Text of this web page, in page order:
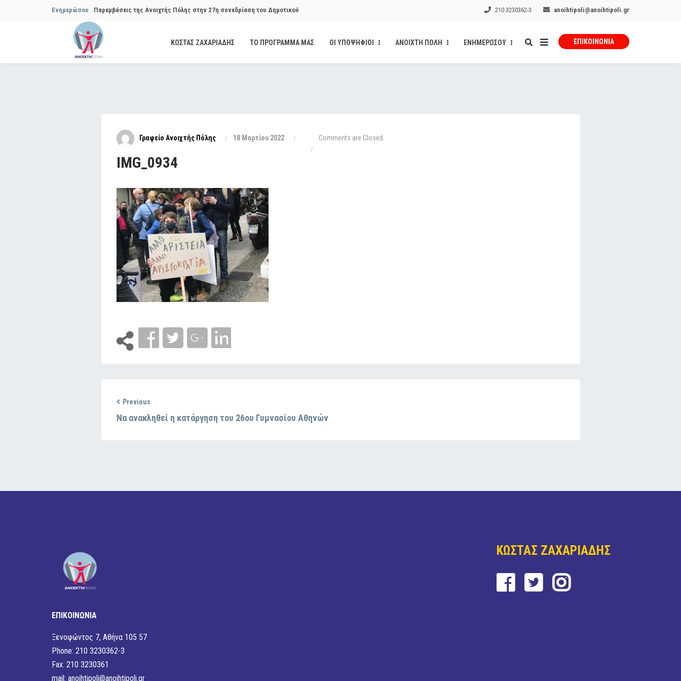
Ενημερώσου Παρεμβάσεις της Ανοιχτής Πόλης στην 27η συνεδρίαση του Δημοτικού
Συμβουλίου του Δήμου…
Παρεμβάσεις της Ανοιχτής Πόλης στην 29η συνεδρίαση του Δημοτικού
Θεσμική θωράκιση των εγκύων αιρετών μετά από την παρέμβαση της Ανοιχτής
ασφάλειας στην Κυψέλη
210 3230362-3 anoihtipoli@anoihtipoli.gr
ΚΩΣΤΑΣ ΖΑΧΑΡΙΑΔΗΣ ΤΟ ΠΡΟΓΡΑΜΜΑ ΜΑΣ ΟΙ ΥΠΟΨΗΦΙΟΙ ΑΝΟΙΧΤΗ ΠΟΛΗ ΕΝΗΜΕΡΩΣΟΥ ΕΠΙΚΟΙΝΩΝΊΑ
Γραφείο Ανοιχτής Πόλης 18 Μαρτίου 2022 Comments are Closed
IMG_0934
Previous
Να ανακληθεί η κατάργηση του 26ου Γυμνασίου Αθηνών
ΕΠΙΚΟΙΝΩΝΙΑ
Ξενοφώντος 7, Αθήνα 105 57
Phone: 210 3230362-3
Fax: 210 3230361
mail: anoihtipoli@anoihtipoli.gr
ΚΩΣΤΑΣ ΖΑΧΑΡΙΑΔΗΣ